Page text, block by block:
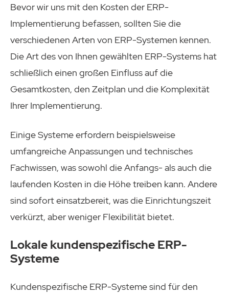
Bevor wir uns mit den Kosten der ERP-
Implementierung befassen, sollten Sie die
verschiedenen Arten von ERP-Systemen kennen.
Die Art des von Ihnen gewählten ERP-Systems hat
schließlich einen großen Einfluss auf die
Gesamtkosten, den Zeitplan und die Komplexität
Ihrer Implementierung.
Einige Systeme erfordern beispielsweise
umfangreiche Anpassungen und technisches
Fachwissen, was sowohl die Anfangs- als auch die
laufenden Kosten in die Höhe treiben kann. Andere
sind sofort einsatzbereit, was die Einrichtungszeit
verkürzt, aber weniger Flexibilität bietet.
Lokale kundenspezifische ERP-
Systeme
Kundenspezifische ERP-Systeme sind für den